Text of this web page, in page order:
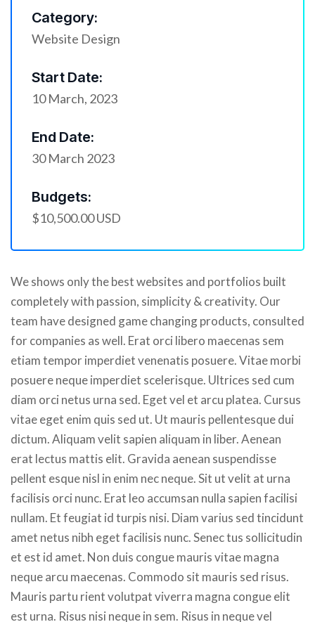
Category:
Website Design
Start Date:
10 March, 2023
End Date:
30 March 2023
Budgets:
$10,500.00 USD
We shows only the best websites and portfolios built
completely with passion, simplicity & creativity. Our
team have designed game changing products, consulted
for companies as well. Erat orci libero maecenas sem
etiam tempor imperdiet venenatis posuere. Vitae morbi
posuere neque imperdiet scelerisque. Ultrices sed cum
diam orci netus urna sed. Eget vel et arcu platea. Cursus
vitae eget enim quis sed ut. Ut mauris pellentesque dui
dictum. Aliquam velit sapien aliquam in liber. Aenean
erat lectus mattis elit. Gravida aenean suspendisse
pellent esque nisl in enim nec neque. Sit ut velit at urna
facilisis orci nunc. Erat leo accumsan nulla sapien facilisi
nullam. Et feugiat id turpis nisi. Diam varius sed tincidunt
amet netus nibh eget facilisis nunc. Senec tus sollicitudin
et est id amet. Non duis congue mauris vitae magna
neque arcu maecenas. Commodo sit mauris sed risus.
Mauris partu rient volutpat viverra magna congue elit
est urna. Risus nisi neque in sem. Risus in neque vel